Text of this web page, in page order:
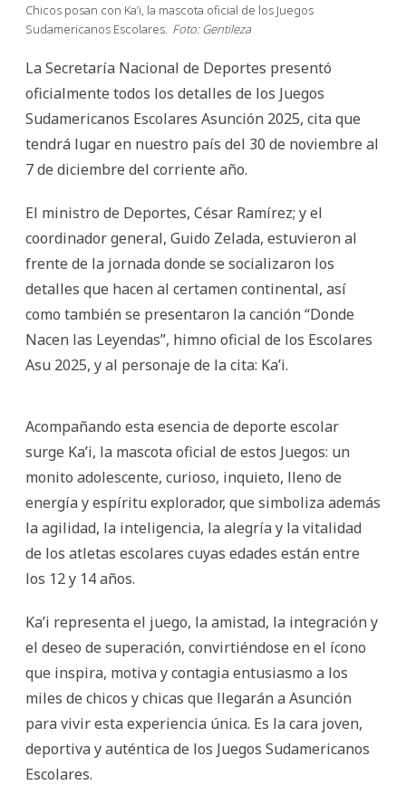
Chicos posan con Ka’i, la mascota oficial de los Juegos
Sudamericanos Escolares. Foto: Gentileza
La Secretaría Nacional de Deportes presentó
oficialmente todos los detalles de los Juegos
Sudamericanos Escolares Asunción 2025, cita que
tendrá lugar en nuestro país del 30 de noviembre al
7 de diciembre del corriente año.
El ministro de Deportes, César Ramírez; y el
coordinador general, Guido Zelada, estuvieron al
frente de la jornada donde se socializaron los
detalles que hacen al certamen continental, así
como también se presentaron la canción “Donde
Nacen las Leyendas”, himno oficial de los Escolares
Asu 2025, y al personaje de la cita: Ka’i.
Acompañando esta esencia de deporte escolar
surge Ka’i, la mascota oficial de estos Juegos: un
monito adolescente, curioso, inquieto, lleno de
energía y espíritu explorador, que simboliza además
la agilidad, la inteligencia, la alegría y la vitalidad
de los atletas escolares cuyas edades están entre
los 12 y 14 años.
Ka’i representa el juego, la amistad, la integración y
el deseo de superación, convirtiéndose en el ícono
que inspira, motiva y contagia entusiasmo a los
miles de chicos y chicas que llegarán a Asunción
para vivir esta experiencia única. Es la cara joven,
deportiva y auténtica de los Juegos Sudamericanos
Escolares.